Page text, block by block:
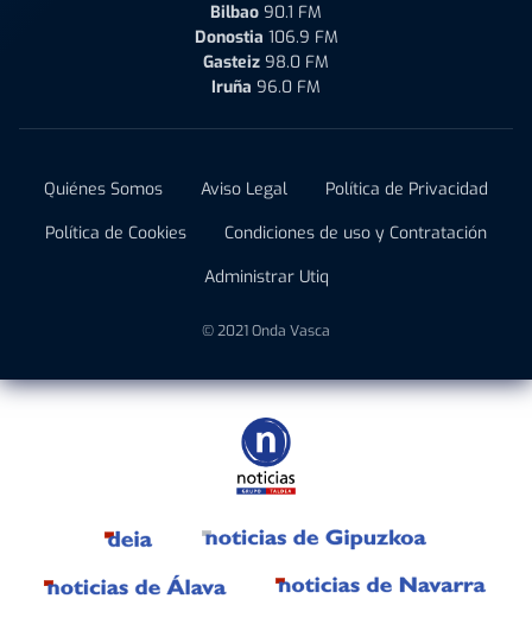
Bilbao 90.1 FM
Donostia 106.9 FM
Gasteiz 98.0 FM
Iruña 96.0 FM
Quiénes Somos Aviso Legal
Política de Privacidad
Política de Cookies
Condiciones de uso y Contratación
Administrar Utiq
© 2021 Onda Vasca